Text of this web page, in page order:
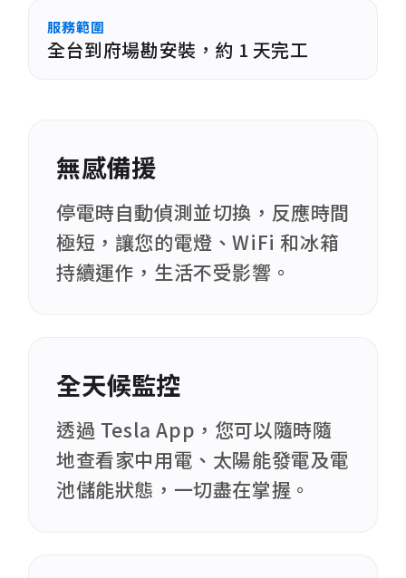
服務範圍
全台到府場勘安裝，約 1 天完工
無感備援
停電時自動偵測並切換，反應時間
極短，讓您的電燈、WiFi 和冰箱
持續運作，生活不受影響。
全天候監控
透過 Tesla App，您可以隨時隨
地查看家中用電、太陽能發電及電
池儲能狀態，一切盡在掌握。